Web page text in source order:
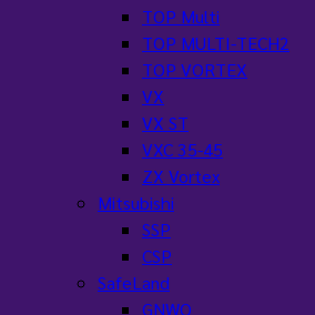
TOP Multi
TOP MULTI-TECH2
TOP VORTEX
VX
VX ST
VXC 35-45
ZX Vortex
Mitsubishi
SSP
CSP
SafeLand
GNWQ